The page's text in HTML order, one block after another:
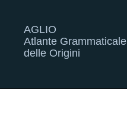
AGLIO
Atlante
delle Origini